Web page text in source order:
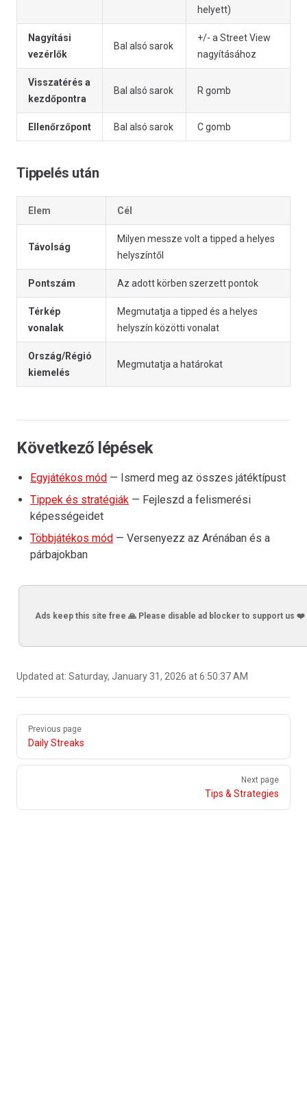
helyett)
Nagyítási
vezérlők
Bal alsó sarok
+/- a Street View
nagyításához
Visszatérés a
kezdőpontra
Bal alsó sarok R gomb
Ellenőrzőpont Bal alsó sarok C gomb
Tippelés után
Elem Cél
Távolság
Milyen messze volt a tipped a helyes
helyszíntől
Pontszám Az adott körben szerzett pontok
Térkép
vonalak
Megmutatja a tipped és a helyes
helyszín közötti vonalat
Ország/Régió
kiemelés
Megmutatja a határokat
Következő lépések
Egyjátékos mód — Ismerd meg az összes játéktípust
Tippek és stratégiák — Fejleszd a felismerési
képességeidet
Többjátékos mód — Versenyezz az Arénában és a
párbajokban
Ads keep this site free 🙏 Please disable ad blocker to support us ❤️
Updated at: Saturday, January 31, 2026 at 6:50:37 AM
Previous page
Daily Streaks
Next page
Tips & Strategies